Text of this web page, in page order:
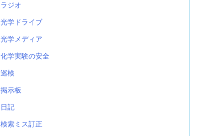
ラジオ
光学ドライブ
光学メディア
化学実験の安全
巡検
掲示板
日記
検索ミス訂正